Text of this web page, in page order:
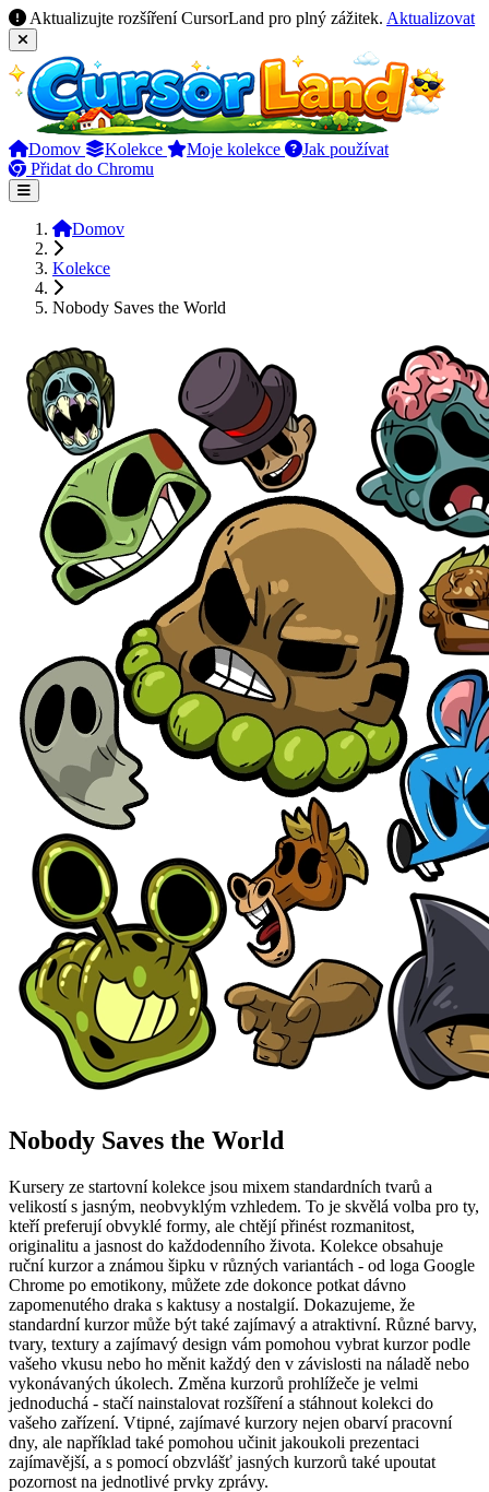
Aktualizujte rozšíření CursorLand pro plný zážitek. Aktualizovat
Domov Kolekce Moje kolekce
Jak používat
Přidat do Chromu
Domov
Kolekce
Nobody Saves the World
Nobody Saves the World
Kursery ze startovní kolekce jsou mixem standardních tvarů a
velikostí s jasným, neobvyklým vzhledem. To je skvělá volba pro ty,
kteří preferují obvyklé formy, ale chtějí přinést rozmanitost,
originalitu a jasnost do každodenního života. Kolekce obsahuje
ruční kurzor a známou šipku v různých variantách - od loga Google
Chrome po emotikony, můžete zde dokonce potkat dávno
zapomenutého draka s kaktusy a nostalgií. Dokazujeme, že
standardní kurzor může být také zajímavý a atraktivní. Různé barvy,
tvary, textury a zajímavý design vám pomohou vybrat kurzor podle
vašeho vkusu nebo ho měnit každý den v závislosti na náladě nebo
vykonávaných úkolech. Změna kurzorů prohlížeče je velmi
jednoduchá - stačí nainstalovat rozšíření a stáhnout kolekci do
vašeho zařízení. Vtipné, zajímavé kurzory nejen obarví pracovní
dny, ale například také pomohou učinit jakoukoli prezentaci
zajímavější, a s pomocí obzvlášť jasných kurzorů také upoutat
pozornost na jednotlivé prvky zprávy.